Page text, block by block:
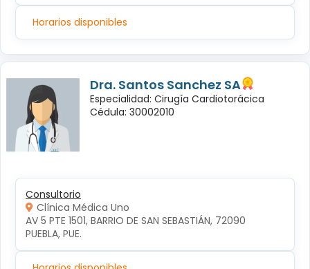
Horarios disponibles
Dra. Santos Sanchez SA
Especialidad: Cirugía Cardiotorácica
Cédula: 30002010
Consultorio
Clínica Médica Uno
AV 5 PTE 1501, BARRIO DE SAN SEBASTIÁN, 72090
PUEBLA, PUE.